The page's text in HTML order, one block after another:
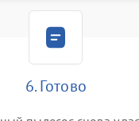
6. Готово